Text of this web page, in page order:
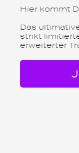
Hier kommt
Das
strikt
erweiterter